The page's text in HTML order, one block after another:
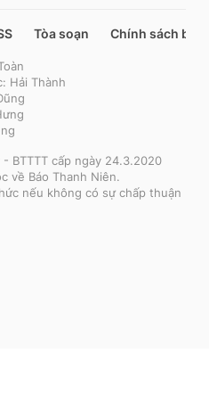
Tòa soạn Chính sách bảo
Hải Thành
BTTTT cấp ngày 24.3.2020
về Báo Thanh Niên.
nếu không có sự chấp thuận